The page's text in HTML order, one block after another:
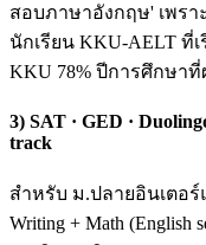
สอบภาษาอังกฤษ' เพรา
นักเรียน KKU-AELT ที่
KKU 78% ปีการศึกษา
3) SAT · GED ·
track
สำหรับ ม.ปลายอินเตอร์
Writing + Math (English